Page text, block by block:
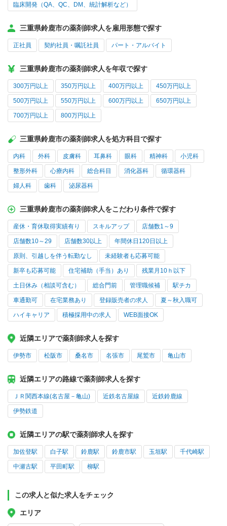
臨床開発（QA、QC、DM、統計解析など）
三重県鈴鹿市の薬剤師求人を雇用形態で探す
正社員 契約社員・嘱託社員 パート・アルバイト
三重県鈴鹿市の薬剤師求人を年収で探す
300万円以上 350万円以上 400万円以上 450万円以上
500万円以上 550万円以上 600万円以上 650万円以上
700万円以上 800万円以上
三重県鈴鹿市の薬剤師求人を処方科目で探す
内科 外科 皮膚科 耳鼻科 眼科 精神科 小児科
整形外科 心療内科 総合科目 消化器科 循環器科
婦人科 歯科 泌尿器科
三重県鈴鹿市の薬剤師求人をこだわり条件で探す
産休・育休取得実績有り スキルアップ 店舗数1～9
店舗数10～29 店舗数30以上 年間休日120日以上
原則、引越しを伴う転勤なし 未経験者も応募可能
新卒も応募可能 住宅補助（手当）あり 残業月10ｈ以下
土日休み（相談可含む） 総合門前 管理職候補 駅チカ
車通勤可 在宅業務あり 登録販売者の求人 夏～秋入職可
ハイキャリア 積極採用中の求人 WEB面接OK
近隣エリアで薬剤師求人を探す
伊勢市 松阪市 桑名市 名張市 尾鷲市 亀山市
近隣エリアの路線で薬剤師求人を探す
ＪＲ関西本線(名古屋－亀山) 近鉄名古屋線 近鉄鈴鹿線
伊勢鉄道
近隣エリアの駅で薬剤師求人を探す
加佐登駅 白子駅 鈴鹿駅 鈴鹿市駅 玉垣駅 千代崎駅
中瀬古駅 平田町駅 柳駅
この求人と似た求人をチェック
エリア